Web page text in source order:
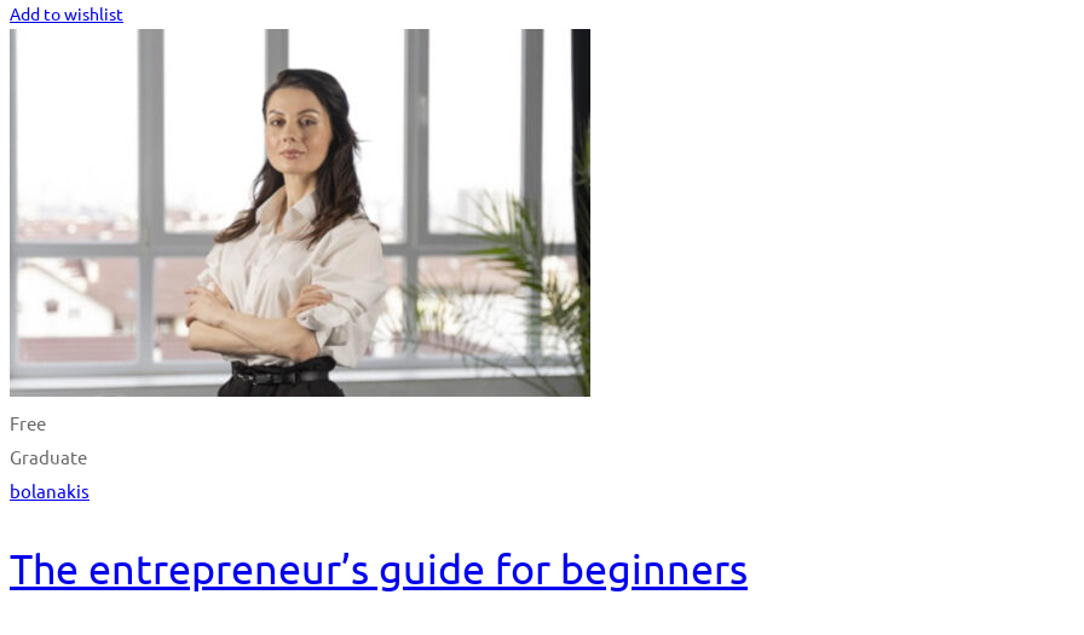
Add to wishlist
Free
Graduate
bolanakis
The entrepreneur’s guide for beginners